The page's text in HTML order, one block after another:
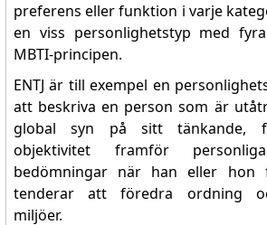
preferens eller funktion i varje
en viss personlighetstyp med
MBTI-principen.
ENTJ är till exempel en
att beskriva en person som är
global syn på sitt tänkande,
objektivitet framför
bedömningar när han eller hon
tenderar att föredra ordning
miljöer.